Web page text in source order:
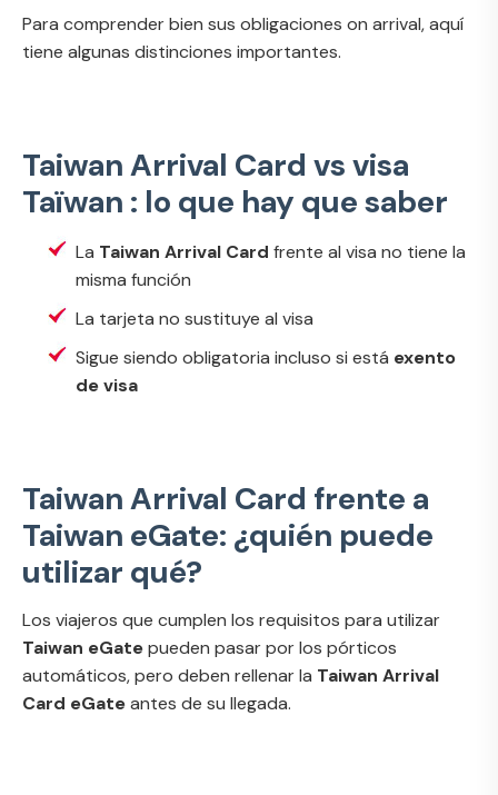
Para comprender bien sus obligaciones on arrival, aquí
tiene algunas distinciones importantes.
Taiwan Arrival Card vs visa
Taïwan : lo que hay que saber
La Taiwan Arrival Card frente al visa no tiene la
misma función
La tarjeta no sustituye al visa
Sigue siendo obligatoria incluso si está exento
de visa
Taiwan Arrival Card frente a
Taiwan eGate: ¿quién puede
utilizar qué?
Los viajeros que cumplen los requisitos para utilizar
Taiwan eGatepueden pasar por los pórticos
automáticos, pero deben rellenar la Taiwan Arrival
Card eGateantes de su llegada.